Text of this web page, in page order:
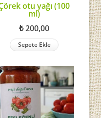
otu yağı (100
ml)
₺200,00
Sepete Ekle